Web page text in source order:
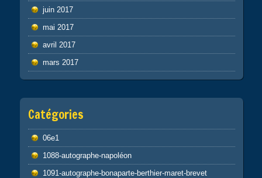
juin 2017
mai 2017
avril 2017
mars 2017
Catégories
06e1
1088-autographe-napoléon
1091-autographe-bonaparte-berthier-maret-brevet